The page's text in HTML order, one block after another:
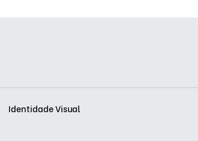
Identidade Visual